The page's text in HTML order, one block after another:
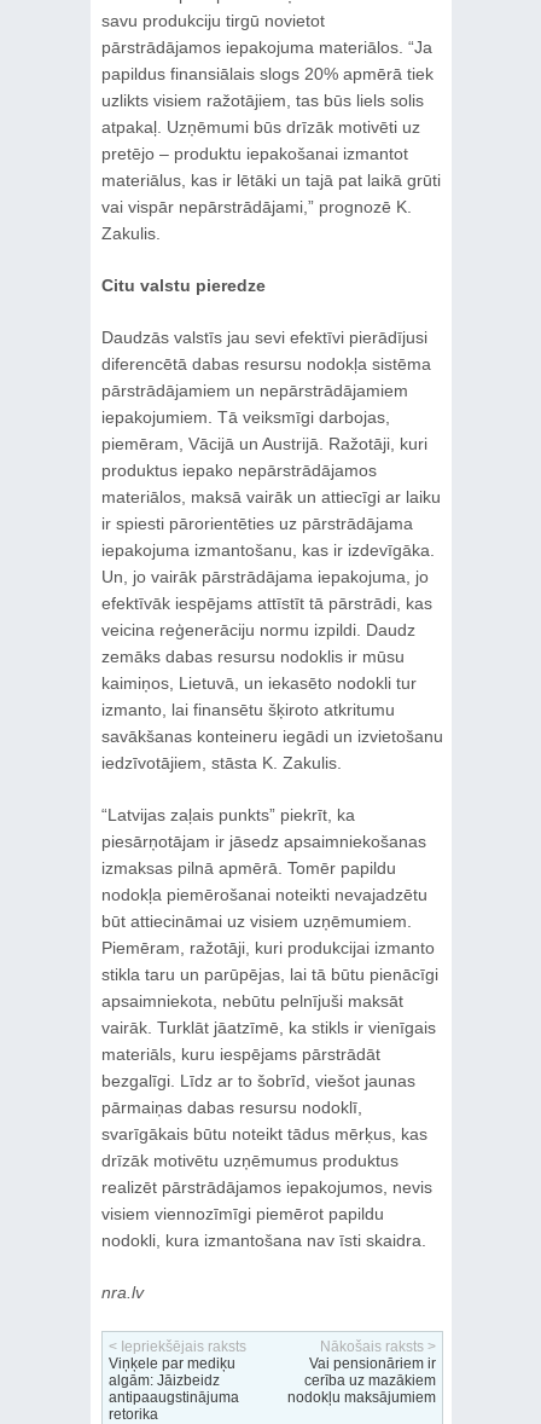
savu produkciju tirgū novietot
pārstrādājamos iepakojuma materiālos. “Ja
papildus finansiālais slogs 20% apmērā tiek
uzlikts visiem ražotājiem, tas būs liels solis
atpakaļ. Uzņēmumi būs drīzāk motivēti uz
pretējo ‒ produktu iepakošanai izmantot
materiālus, kas ir lētāki un tajā pat laikā grūti
vai vispār nepārstrādājami,” prognozē K.
Zakulis.
Citu valstu pieredze
Daudzās valstīs jau sevi efektīvi pierādījusi
diferencētā dabas resursu nodokļa sistēma
pārstrādājamiem un nepārstrādājamiem
iepakojumiem. Tā veiksmīgi darbojas,
piemēram, Vācijā un Austrijā. Ražotāji, kuri
produktus iepako nepārstrādājamos
materiālos, maksā vairāk un attiecīgi ar laiku
ir spiesti pārorientēties uz pārstrādājama
iepakojuma izmantošanu, kas ir izdevīgāka.
Un, jo vairāk pārstrādājama iepakojuma, jo
efektīvāk iespējams attīstīt tā pārstrādi, kas
veicina reģenerāciju normu izpildi. Daudz
zemāks dabas resursu nodoklis ir mūsu
kaimiņos, Lietuvā, un iekasēto nodokli tur
izmanto, lai finansētu šķiroto atkritumu
savākšanas konteineru iegādi un izvietošanu
iedzīvotājiem, stāsta K. Zakulis.
“Latvijas zaļais punkts” piekrīt, ka
piesārņotājam ir jāsedz apsaimniekošanas
izmaksas pilnā apmērā. Tomēr papildu
nodokļa piemērošanai noteikti nevajadzētu
būt attiecināmai uz visiem uzņēmumiem.
Piemēram, ražotāji, kuri produkcijai izmanto
stikla taru un parūpējas, lai tā būtu pienācīgi
apsaimniekota, nebūtu pelnījuši maksāt
vairāk. Turklāt jāatzīmē, ka stikls ir vienīgais
materiāls, kuru iespējams pārstrādāt
bezgalīgi. Līdz ar to šobrīd, viešot jaunas
pārmaiņas dabas resursu nodoklī,
svarīgākais būtu noteikt tādus mērķus, kas
drīzāk motivētu uzņēmumus produktus
realizēt pārstrādājamos iepakojumos, nevis
visiem viennozīmīgi piemērot papildu
nodokli, kura izmantošana nav īsti skaidra.
nra.lv
< Iepriekšējais raksts
Viņķele par mediķu
algām: Jāizbeidz
antipaaugstinājuma
retorika
Nākošais raksts >
Vai pensionāriem ir
cerība uz mazākiem
nodokļu maksājumiem